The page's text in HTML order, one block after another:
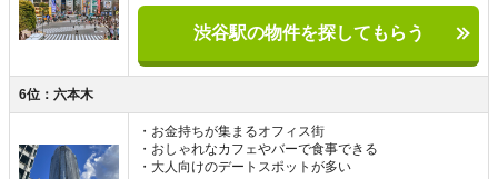
渋谷駅の物件を探してもらう
6位：六本木
・お金持ちが集まるオフィス街
・おしゃれなカフェやバーで食事できる
・大人向けのデートスポットが多い